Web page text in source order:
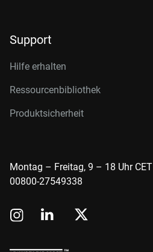
Support
Hilfe erhalten
Ressourcenbibliothek
Produktsicherheit
Montag – Freitag, 9 – 18 Uhr CET
00800-27549338